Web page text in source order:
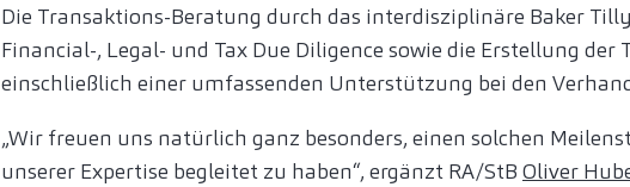
Die Transaktions-Beratung durch das interdisziplinäre Baker
Financial-, Legal- und Tax Due Diligence sowie die Erstellung
einschließlich einer umfassenden Unterstützung bei den
„Wir freuen uns natürlich ganz besonders, einen solchen
unserer Expertise begleitet zu haben“, ergänzt RA/StB Oliver